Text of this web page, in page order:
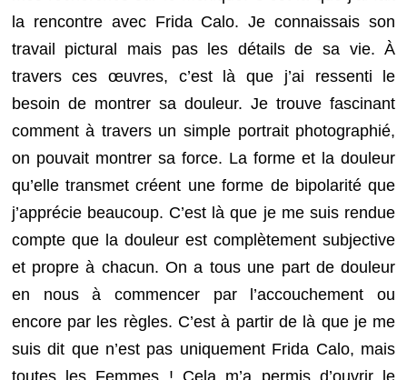
la rencontre avec Frida Calo. Je connaissais son
travail pictural mais pas les détails de sa vie. À
travers ces œuvres, c’est là que j’ai ressenti le
besoin de montrer sa douleur. Je trouve fascinant
comment à travers un simple portrait photographié,
on pouvait montrer sa force. La forme et la douleur
qu’elle transmet créent une forme de bipolarité que
j’apprécie beaucoup. C’est là que je me suis rendue
compte que la douleur est complètement subjective
et propre à chacun. On a tous une part de douleur
en nous à commencer par l’accouchement ou
encore par les règles. C’est à partir de là que je me
suis dit que n’est pas uniquement Frida Calo, mais
toutes les Femmes ! Cela m’a permis d’ouvrir le